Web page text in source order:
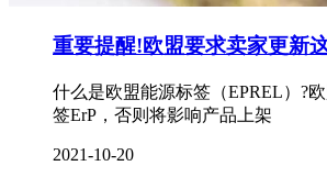
重要提醒!欧盟要求卖家更新
什么是欧盟能源标签（EPREL）?
签ErP，否则将影响产品上架
2021-10-20